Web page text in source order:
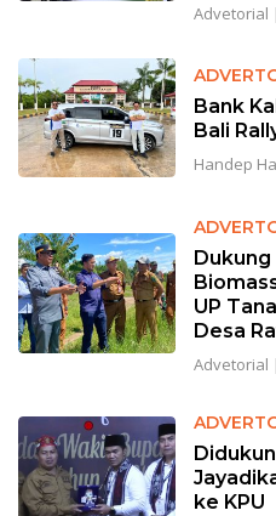
Advetorial
Bank
Bali
Handep
Dukung
UP
Desa
Advetorial
ke KPU